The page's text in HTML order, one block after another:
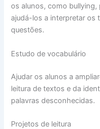
os alunos, como
ajudá-los a interpretar os
questões.
Estudo de vocabulário
Ajudar os alunos a
leitura de textos e da
palavras desconhecidas.
Projetos de leitura